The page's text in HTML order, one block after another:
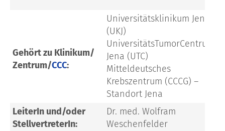
Gehört zu Klinikum/
Zentrum/CCC:
Universitätsklinikum Jena
(UKJ)
UniversitätsTumorCentrum
Jena (UTC)
Mitteldeutsches
Krebszentrum (CCCG) –
Standort Jena
LeiterIn und/oder
StellvertreterIn:
Dr. med. Wolfram
Weschenfelder